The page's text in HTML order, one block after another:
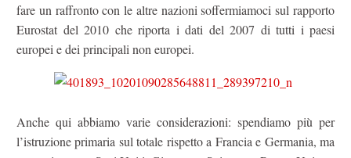
fare un raffronto con le altre nazioni soffermiamoci sul rapporto
Eurostat del 2010 che riporta i dati del 2007 di tutti i paesi
europei e dei principali non europei.
Anche qui abbiamo varie considerazioni: spendiamo più per
l’istruzione primaria sul totale rispetto a Francia e Germania, ma